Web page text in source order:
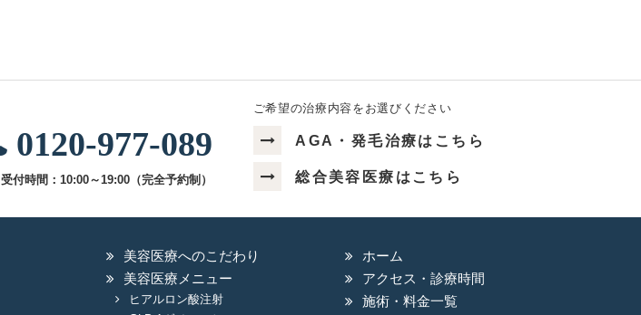
0120-977-089
受付時間：10:00～19:00（完全予約制）
ご希望の治療内容をお選びください
AGA・発毛治療はこちら
総合美容医療はこちら
美容医療へのこだわり
美容医療メニュー
ヒアルロン酸注射
ホーム
アクセス・診療時間
施術・料金一覧